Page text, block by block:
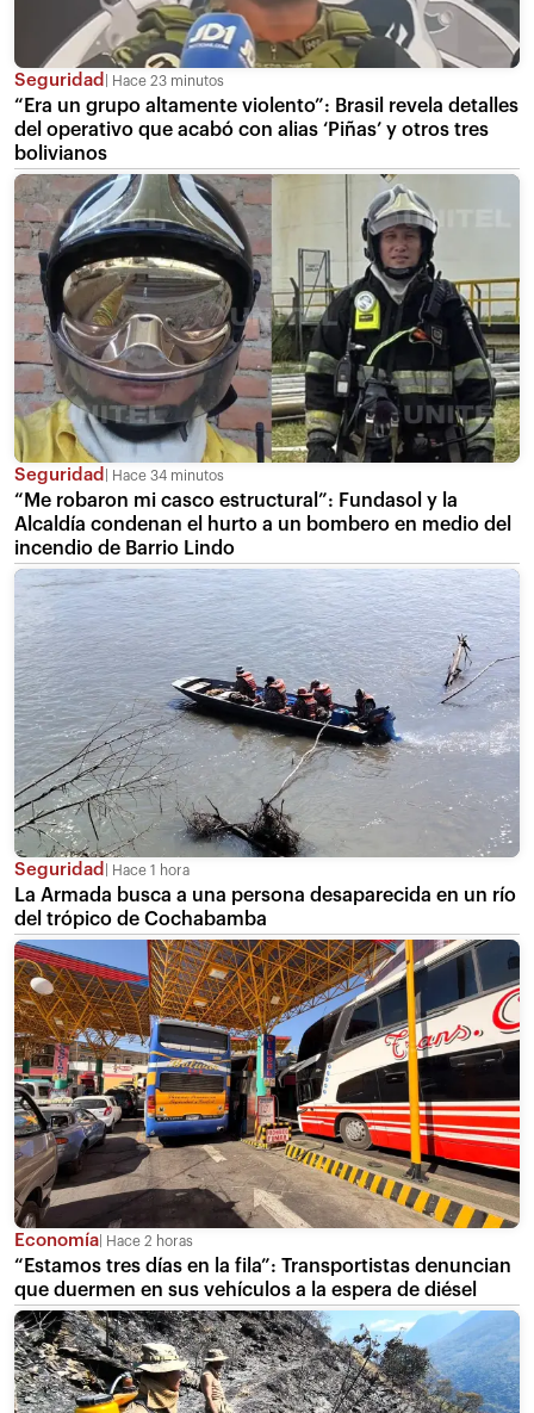
Seguridad Hace 23 minutos
“Era un grupo altamente violento”: Brasil revela detalles
del operativo que acabó con alias ‘Piñas’ y otros tres
bolivianos
Seguridad Hace 34 minutos
“Me robaron mi casco estructural”: Fundasol y la
Alcaldía condenan el hurto a un bombero en medio del
incendio de Barrio Lindo
Seguridad Hace 1 hora
La Armada busca a una persona desaparecida en un río
del trópico de Cochabamba
Economía Hace 2 horas
“Estamos tres días en la fila”: Transportistas denuncian
que duermen en sus vehículos a la espera de diésel